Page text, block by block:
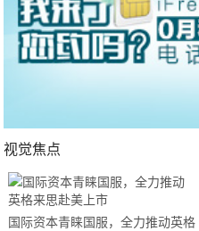
视觉焦点
国际资本青睐国服，全力推动英格